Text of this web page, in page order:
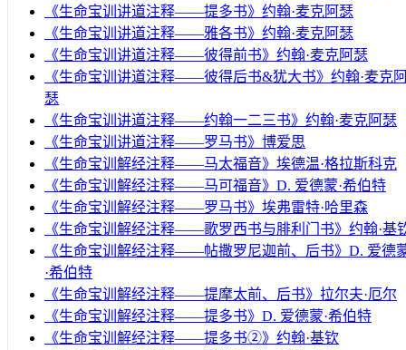
《生命宝训讲道注释——提多书》约翰·麦克阿瑟
《生命宝训讲道注释——雅各书》约翰·麦克阿瑟
《生命宝训讲道注释——彼得前书》约翰·麦克阿瑟
《生命宝训讲道注释——彼得后书&犹大书》约翰·麦克
瑟
《生命宝训讲道注释——约翰一二三书》约翰·麦克阿瑟
《生命宝训讲道注释——罗马书》博爱思
《生命宝训解经注释——马太福音》埃德温·格拉斯科克
《生命宝训解经注释——马可福音》D. 爱德蒙·希伯特
《生命宝训解经注释——罗马书》埃弗雷特·哈里森
《生命宝训解经注释——歌罗西书与腓利门书》约翰·基
《生命宝训解经注释——帖撒罗尼迦前、后书》D. 爱德
·希伯特
《生命宝训解经注释——提摩太前、后书》拉尔夫·厄尔
《生命宝训解经注释——提多书》D. 爱德蒙·希伯特
《生命宝训解经注释——提多书②》约翰·基钦